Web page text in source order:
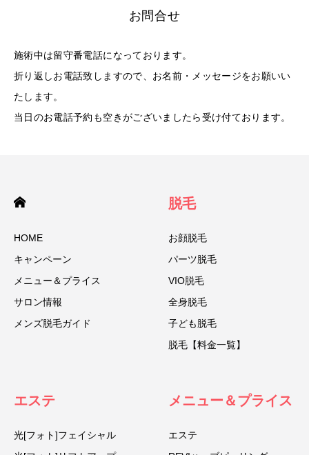
お問合せ
施術中は留守番電話になっております。
折り返しお電話致しますので、お名前・メッセージをお願いい
たします。
当日のお電話予約も空きがございましたら受け付ております。
HOME
キャンペーン
メニュー＆プライス
サロン情報
メンズ脱毛ガイド
脱毛
お顔脱毛
パーツ脱毛
VIO脱毛
全身脱毛
子ども脱毛
脱毛【料金一覧】
エステ
光[フォト]フェイシャル
メニュー＆プライス
エステ